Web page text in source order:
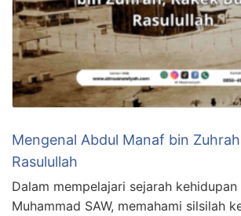
Mengenal Abdul Manaf bin
Rasulullah
Dalam mempelajari sejarah kehidupan
Muhammad SAW, memahami silsilah